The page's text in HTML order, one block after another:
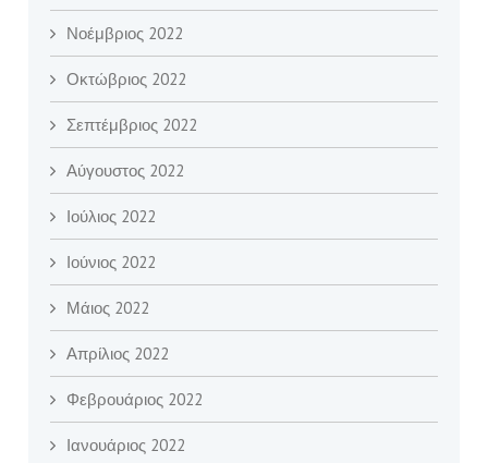
Νοέμβριος 2022
Οκτώβριος 2022
Σεπτέμβριος 2022
Αύγουστος 2022
Ιούλιος 2022
Ιούνιος 2022
Μάιος 2022
Απρίλιος 2022
Φεβρουάριος 2022
Ιανουάριος 2022